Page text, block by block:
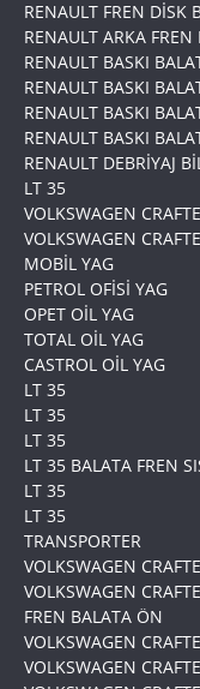
RENAULT FREN DİSK
RENAULT ARKA FREN
RENAULT BASKI
RENAULT BASKI
RENAULT BASKI
RENAULT BASKI
RENAULT DEBRİYAJ
LT 35
VOLKSWAGEN
VOLKSWAGEN
MOBİL YAG
PETROL OFİSİ YAG
OPET OİL YAG
TOTAL OİL YAG
CASTROL OİL YAG
LT 35
LT 35
LT 35
LT 35 BALATA FREN
LT 35
LT 35
TRANSPORTER
VOLKSWAGEN
VOLKSWAGEN
FREN BALATA ÖN
VOLKSWAGEN
VOLKSWAGEN